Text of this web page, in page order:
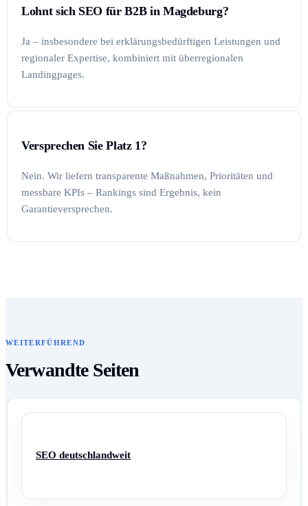
Lohnt sich SEO für B2B in Magdeburg?
Ja – insbesondere bei erklärungsbedürftigen Leistungen und
regionaler Expertise, kombiniert mit überregionalen
Landingpages.
Versprechen Sie Platz 1?
Nein. Wir liefern transparente Maßnahmen, Prioritäten und
messbare KPIs – Rankings sind Ergebnis, kein
Garantieversprechen.
WEITERFÜHREND
Verwandte Seiten
SEO deutschlandweit